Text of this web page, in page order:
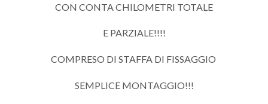
CON CONTA CHILOMETRI TOTALE
E PARZIALE!!!!
COMPRESO DI STAFFA DI FISSAGGIO
SEMPLICE MONTAGGIO!!!